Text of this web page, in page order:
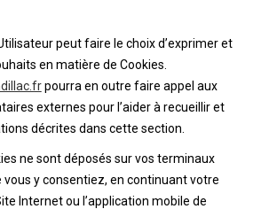
peut faire le choix d’exprimer et
en matière de Cookies.
pourra en outre faire appel aux
externes pour l’aider à recueillir et
décrites dans cette section.
ne sont déposés sur vos terminaux
vous y consentiez, en continuant votre
Internet ou l’application mobile de